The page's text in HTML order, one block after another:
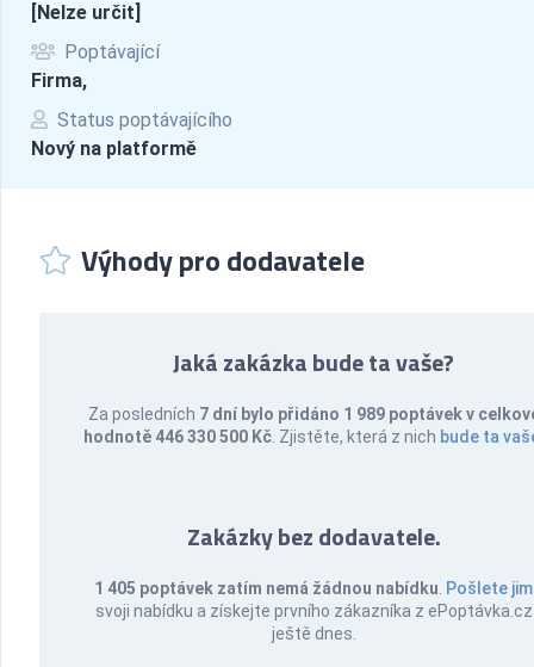
[Nelze určit]
Poptávající
Firma,
Status poptávajícího
Nový na platformě
Výhody pro dodavatele
Jaká zakázka bude ta vaše?
Za posledních 7 dní bylo přidáno 1 989 poptávek v
hodnotě 446 330 500 Kč . Zjistěte, která z nich bude ta
Zakázky bez dodavatele.
1 405 poptávek zatím nemá žádnou nabídku Pošlete jim
svoji nabídku a získejte prvního zákazníka z ePoptávka.cz
ještě dnes.